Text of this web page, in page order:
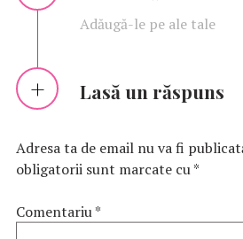
Adăugă-le pe ale tale
Lasă un răspuns
Adresa ta de email nu va fi
obligatorii sunt marcate cu*
Comentariu*